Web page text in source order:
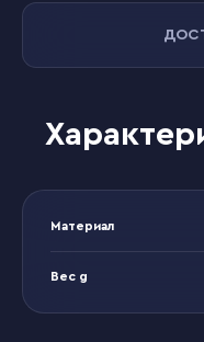
Материал
Вес g